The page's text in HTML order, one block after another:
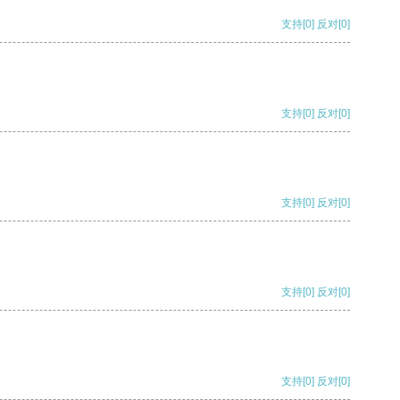
支持[0] 反对[0]
支持[0] 反对[0]
支持[0] 反对[0]
支持[0] 反对[0]
支持[0] 反对[0]